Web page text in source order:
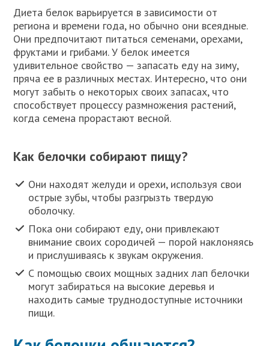
Диета белок варьируется в зависимости от
региона и времени года, но обычно они всеядные.
Они предпочитают питаться семенами, орехами,
фруктами и грибами. У белок имеется
удивительное свойство — запасать еду на зиму,
пряча ее в различных местах. Интересно, что они
могут забыть о некоторых своих запасах, что
способствует процессу размножения растений,
когда семена прорастают весной.
Как белочки собирают пищу?
Они находят желуди и орехи, используя свои
острые зубы, чтобы разгрызть твердую
оболочку.
Пока они собирают еду, они привлекают
внимание своих сородичей — порой наклоняясь
и прислушиваясь к звукам окружения.
С помощью своих мощных задних лап белочки
могут забираться на высокие деревья и
находить самые труднодоступные источники
пищи.